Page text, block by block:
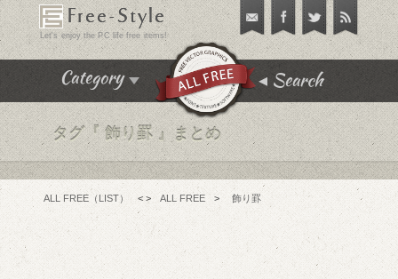
Free-Style
Let's enjoy the PC life free items!
Category
飾り枠･飾り罫･イラスト
テクスチャ･パターン
フリーフォント
アイコン
チュートリアル
Search
ALL FREE（LIST） < > ALL FREE > 飾り罫
タグ『飾り罫 』まとめ